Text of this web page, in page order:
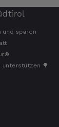
und sparen
🌳